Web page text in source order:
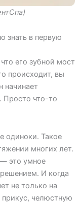
знать в первую
его зубной мост
происходит, вы
начинает
Просто что-то
одиноки. Такое
многих лет.
это умное
И когда
не только на
челюстную